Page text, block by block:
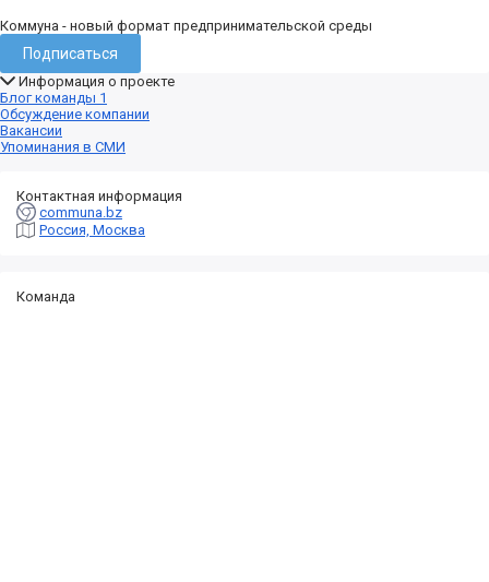
Коммуна - новый формат предпринимательской среды
Подписаться
Информация о проекте
Блог команды 1
Обсуждение компании
Вакансии
Упоминания в СМИ
Контактная информация
communa.bz
Россия, Москва
Команда